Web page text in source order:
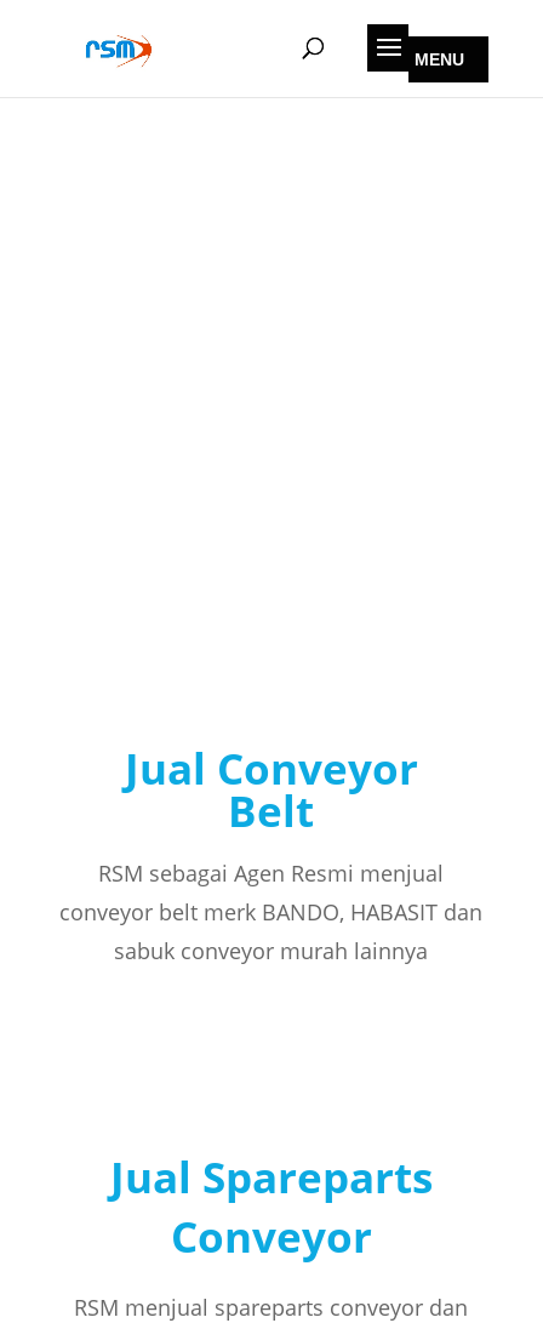
Jual Conveyor
Belt
RSM sebagai Agen Resmi menjual
conveyor belt merk BANDO, HABASIT dan
sabuk conveyor murah lainnya
Jual Spareparts
Conveyor
RSM menjual spareparts conveyor dan